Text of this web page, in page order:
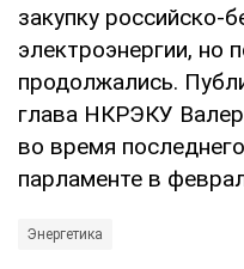
закупку российско-
электроэнергии, но
продолжались.
глава НКРЭКУ
во время
парламенте в
Энергетика